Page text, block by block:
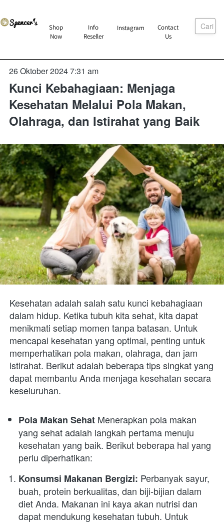
`
Shop
Now
` Info
Reseller
`Instagram `
Contact
Us
Cari
26 Oktober 2024 7:31 am
Kunci Kebahagiaan: Menjaga
Kesehatan Melalui Pola Makan,
Olahraga, dan Istirahat yang Baik
Kesehatan adalah salah satu kunci kebahagiaan
dalam hidup. Ketika tubuh kita sehat, kita dapat
menikmati setiap momen tanpa batasan. Untuk
mencapai kesehatan yang optimal, penting untuk
memperhatikan pola makan, olahraga, dan jam
istirahat. Berikut adalah beberapa tips singkat yang
dapat membantu Anda menjaga kesehatan secara
keseluruhan.
Pola Makan Sehat Menerapkan pola makan
yang sehat adalah langkah pertama menuju
kesehatan yang baik. Berikut beberapa hal yang
perlu diperhatikan:
Konsumsi Makanan Bergizi: Perbanyak sayur,
buah, protein berkualitas, dan biji-bijian dalam
diet Anda. Makanan ini kaya akan nutrisi dan
dapat mendukung kesehatan tubuh. Untuk